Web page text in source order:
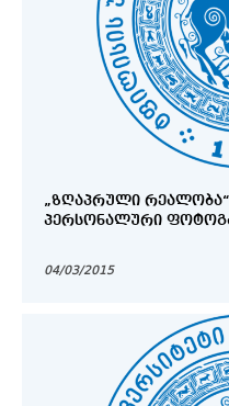
„ᲖᲦᲐᲞᲠᲣᲚᲘ ᲠᲔᲐᲚᲝᲑᲐ“
ᲞᲔᲠᲡᲝᲜᲐᲚᲣᲠᲘ
04/03/2015